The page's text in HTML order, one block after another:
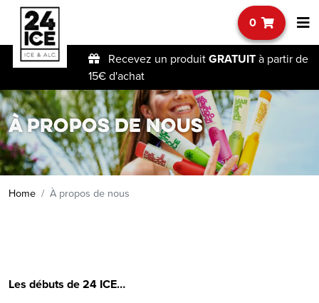
0
Recevez un produitGRATUITà partir de
15€ d'achat
À propos de nous
Home À propos de nous
Les débuts de 24 ICE…